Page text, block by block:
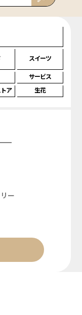
スイーツ
サービス
ア 生花
ー